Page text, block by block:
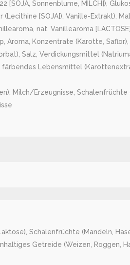
[SOJA, Sonnenblume, MILCH]),
[SOJA]), Vanille-Extrakt),
nat. Vanillearoma
Aroma, Konzentrate (Karotte,
Salz, Verdickungsmittel
Lebensmittel
Milch/Erzeugnisse, Schalenfrüchte
Schalenfrüchte (Mandeln,
Getreide (Weizen, Roggen,